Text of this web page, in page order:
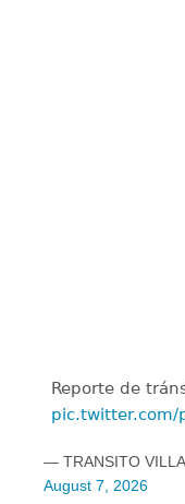
Reporte de
pic.twitter.com/
— TRANSITO VILLA
August 7, 2026